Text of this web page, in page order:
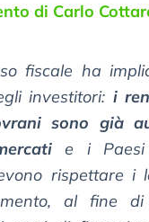
di Carlo
fiscale ha
investitori: i
sono già
e i Paesi
rispettare i
al fine di